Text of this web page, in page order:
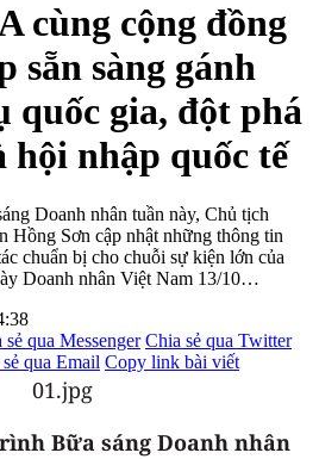
cùng cộng đồng
sẵn sàng gánh
quốc gia, đột phá
hội nhập quốc tế
Doanh nhân tuần này, Chủ tịch
Sơn cập nhật những thông tin
chuẩn bị cho chuỗi sự kiện lớn của
Doanh nhân Việt Nam 13/10…
sẻ qua Messenger Chia sẻ qua Twitter
qua Email Copy link bài viết
Bữa sáng Doanh nhân